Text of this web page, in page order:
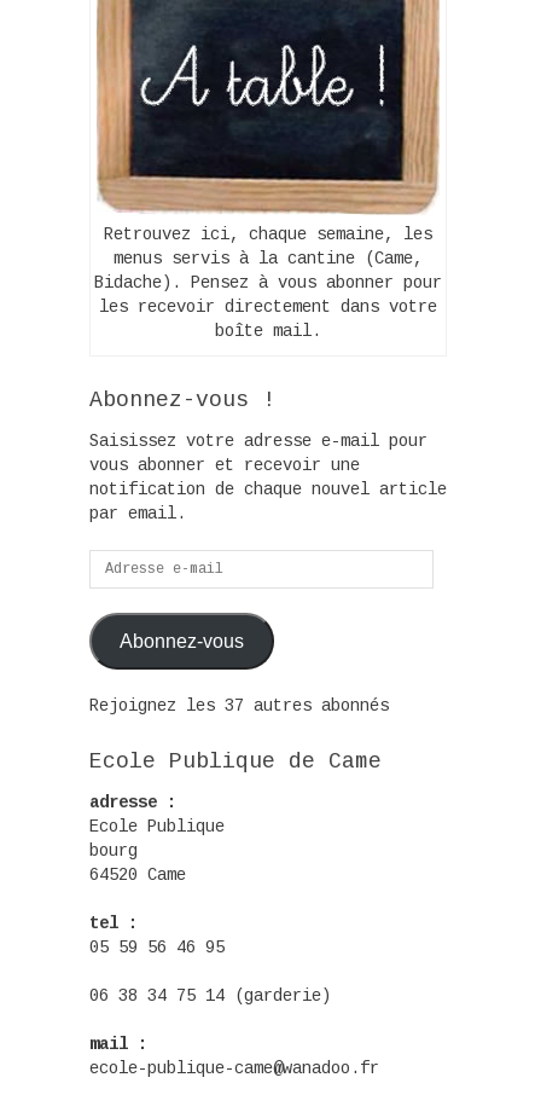
Retrouvez ici, chaque semaine, les
menus servis à la cantine (Came,
Bidache). Pensez à vous abonner pour
les recevoir directement dans votre
boîte mail.
Abonnez-vous !
Saisissez votre adresse e-mail pour
vous abonner et recevoir une
notification de chaque nouvel article
par email.
Adresse
e-
mail
Abonnez-vous
Rejoignez les 37 autres abonnés
Ecole Publique de Came
adresse :
Ecole Publique
bourg
64520 Came
tel :
05 59 56 46 95
06 38 34 75 14 (garderie)
mail :
ecole-publique-came@wanadoo.fr